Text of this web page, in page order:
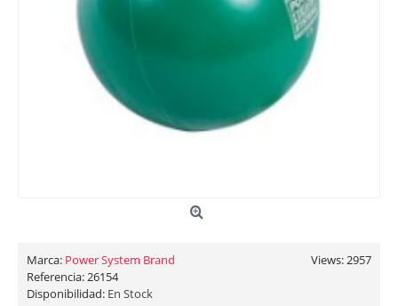
Views: 2957
Marca: Power System Brand
Referencia:26154
Disponibilidad: En Stock